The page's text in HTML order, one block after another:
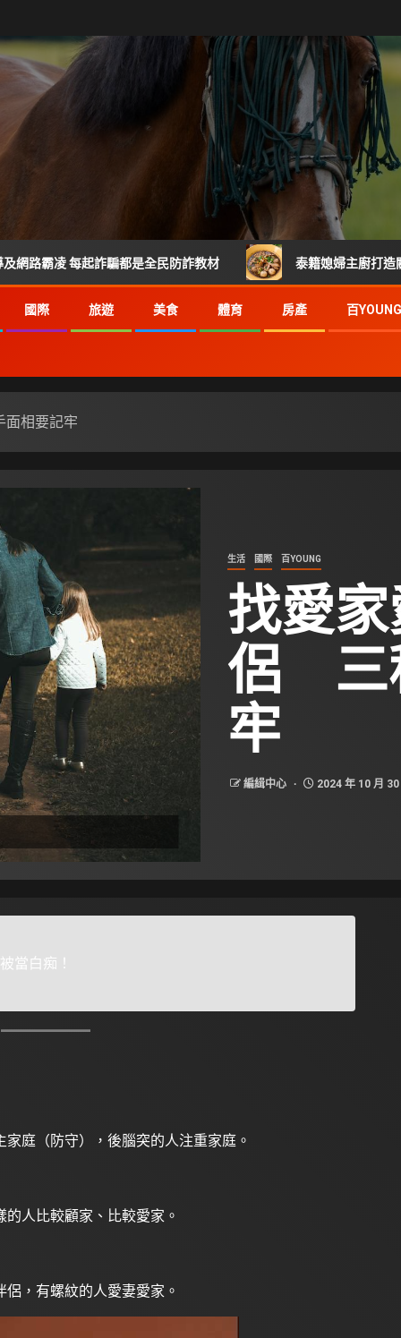
起詐騙都是全民防詐教材 泰籍媳婦主廚打造關埔人氣
國際 旅遊 美食 體育 房產 百YOUNG
面相要記牢
生活 國際 百YOUNG
找愛
侶 三
牢
編緝中心 2024 年 10 月 30
當白痴！
庭（防守），後腦突的人注重家庭。
人比較顧家、比較愛家。
，有螺紋的人愛妻愛家。